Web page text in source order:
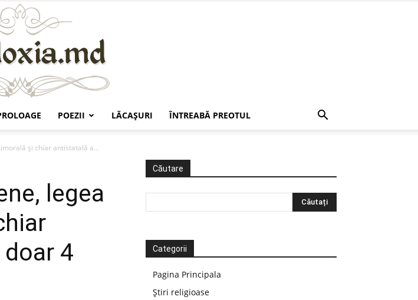
POEZII LĂCAŞURI ÎNTREABĂ PREOTUL
şi chiar antistatală a...
legea
4
Căutare
Categorii
Pagina Principala
Știri religioase